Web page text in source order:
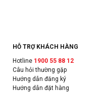
HỖ TRỢ KHÁCH HÀNG
Hotline 1900 55 88 12
Câu hỏi thường gặp
Hướng dẫn đăng ký
Hướng dẫn đặt hàng